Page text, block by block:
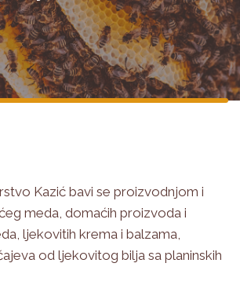
Kazić bavi se proizvodnjom i
meda, domaćih proizvoda i
ljekovitih krema i balzama,
od ljekovitog bilja sa planinskih